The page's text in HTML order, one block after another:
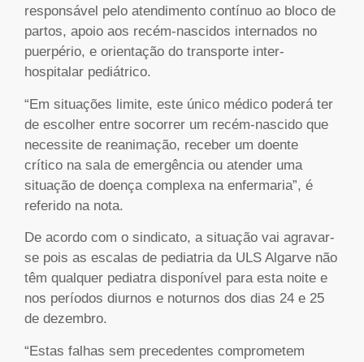
responsável pelo atendimento contínuo ao bloco de
partos, apoio aos recém-nascidos internados no
puerpério, e orientação do transporte inter-
hospitalar pediátrico.
“Em situações limite, este único médico poderá ter
de escolher entre socorrer um recém-nascido que
necessite de reanimação, receber um doente
crítico na sala de emergência ou atender uma
situação de doença complexa na enfermaria”, é
referido na nota.
De acordo com o sindicato, a situação vai agravar-
se pois as escalas de pediatria da ULS Algarve não
têm qualquer pediatra disponível para esta noite e
nos períodos diurnos e noturnos dos dias 24 e 25
de dezembro.
“Estas falhas sem precedentes comprometem